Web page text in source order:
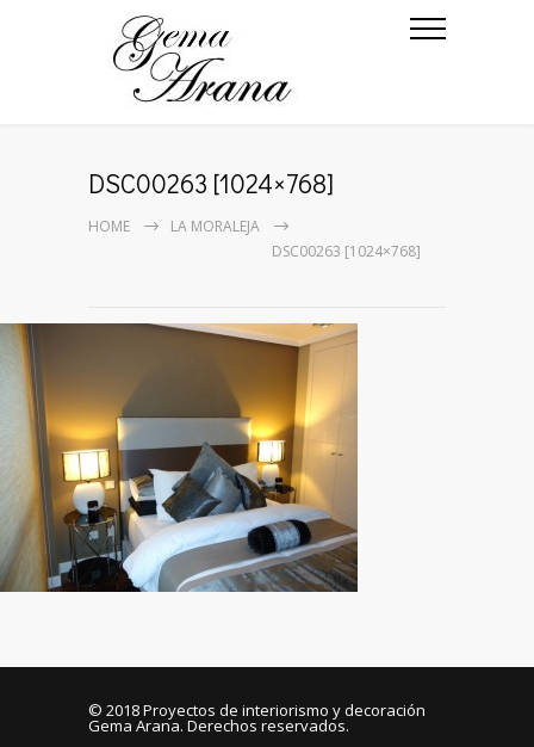
DSC00263 [1024×768]
HOME
LA MORALEJA
DSC00263 [1024×768]
© 2018Proyectos de interiorismo y decoración
Gema Arana. Derechos reservados.